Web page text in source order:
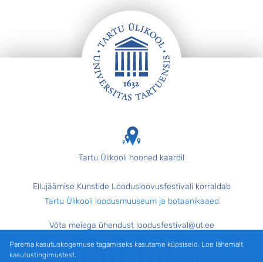
Tartu Ülikooli hooned kaardil
Ellujäämise Kunstide Loodusloovusfestivali korraldab
Tartu Ülikooli loodusmuuseum ja botaanikaaed
Võta meiega ühendust loodusfestival@ut.ee
Parema kasutuskogemuse tagamiseks kasutame küpsiseid. Loe lähemalt
kasutustingimustest.